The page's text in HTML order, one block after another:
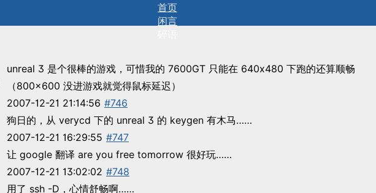
首页
闲言
unreal 3 是个很棒的游戏，可惜我的 7600GT 只能在 640x480 下跑的还算顺畅
（800x600 没进游戏就觉得鼠标延迟）
2007-12-21 21:14:56 #746
狗日的，从 verycd 下的 unreal 3 的 keygen 有木马……
2007-12-21 16:29:55 #747
让 google 翻译 are you free tomorrow 很好玩……
2007-12-21 13:02:02 #748
用了 ssh -D，心情舒畅啊……